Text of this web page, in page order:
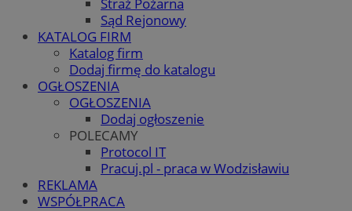
Sąd Rejonowy
KATALOG FIRM
Katalog firm
Dodaj firmę do katalogu
OGŁOSZENIA
OGŁOSZENIA
Dodaj ogłoszenie
POLECAMY
Protocol IT
Pracuj.pl - praca w Wodzisławiu
REKLAMA
WSPÓŁPRACA